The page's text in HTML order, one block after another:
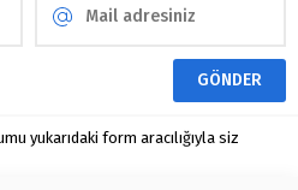
yukarıdaki form aracılığıyla siz